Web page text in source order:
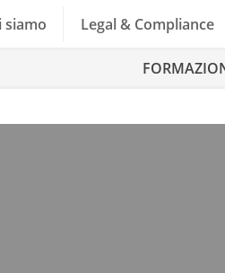
siamo Legal & Compliance